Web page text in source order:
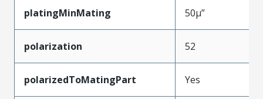
platingMinMating 50µ”
polarization 52
polarizedToMatingPart Yes